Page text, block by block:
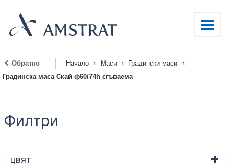
Обратно Начало › Маси › Градински маси
›
Градинска маса Скай ф60/74h сгъваема
Филтри
цвят